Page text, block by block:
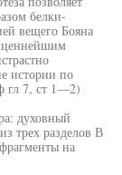
белки-
вещего Бояна
истории по
гл 7, ст 1—2)
духовный
трех разделов В
на